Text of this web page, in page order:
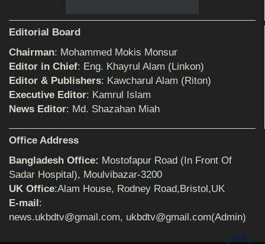
শিক্ষিকার ওপর হামলাকারীদের গ্রেফতারের দাবিতে
মানববন্ধন অনুষ্ঠিত
বিমানের সিলেট-ম্যানচেস্টার সরাসরি ফ্লাইট চালু হচ্ছে
ঠাকুরগাঁওয়ে শিশু ধর্ষকের যাবজ্জীবন কারাদণ্ড
সেনাবাহিনীর পক্ষ থেকে ক্রীড়া সামগ্রী ও আর্থিক
Editorial Board
Chairman: Mohammed Mokis Monsur
Editor in Chief: Eng. Khayrul Alam (Linkon)
Editor & Publishers: Kawcharul Alam (Riton)
Executive Editor: Kamrul Islam
News Editor: Md. Shazahan Miah
Office Address
Bangladesh Office: Mostofapur Road (In Front Of
Sadar Hospital), Moulvibazar-3200
UK Office:Alam House, Rodney Road,Bristol,UK
E-mail :
news.ukbdtv@gmail.com, ukbdtv@gmail.com(Admin)